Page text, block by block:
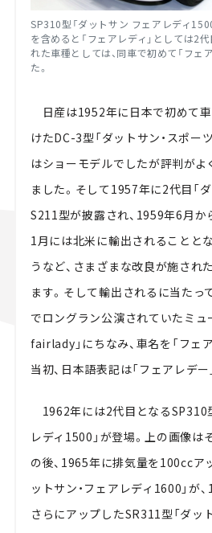
SP310型「ダットサン フェアレディ
を含めると「フェアレディ」としては2
れた車種としては、同車で初めて「フェ
た。
日産は1952年に日本で初めて
けたDC-3型「ダットサン・スポー
はショーモデルでしたが評判がよ
ました。そして1957年に2代目「ダ
S211型が披露され、1959年6月
1月には北米に輸出されることと
うなど、さまざまな改良が施され
ます。そして輸出されるに当たっ
でロングラン公演されていたミュ
fairlady」にちなみ、車名を「フェ
当初、日本語表記は「フェアレデー
1962年には2代目となるSP310
レディ1500」が登場。上の画像は
の後、1965年に排気量を100ccア
ットサン・フェアレディ1600」が
さらにアップしたSR311型「ダッ